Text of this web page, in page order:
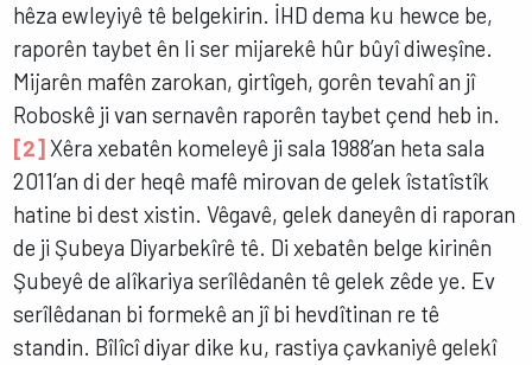
hêza ewleyiyê tê belgekirin. İHD dema ku hewce be,
raporên taybet ên li ser mijarekê hûr bûyî diweşîne.
Mijarên mafên zarokan, girtîgeh, gorên tevahî an jî
Roboskê ji van sernavên raporên taybet çend heb in.
[2]Xêra xebatên komeleyê ji sala 1988’an heta sala
2011’an di der heqê mafê mirovan de gelek îstatîstîk
hatine bi dest xistin. Vêgavê, gelek daneyên di raporan
de ji Şubeya Diyarbekîrê tê. Di xebatên belge kirinên
Şubeyê de alîkariya serîlêdanên tê gelek zêde ye. Ev
serîlêdanan bi formekê an jî bi hevdîtinan re tê
standin. Bîlîcî diyar dike ku, rastiya çavkaniyê gelekî